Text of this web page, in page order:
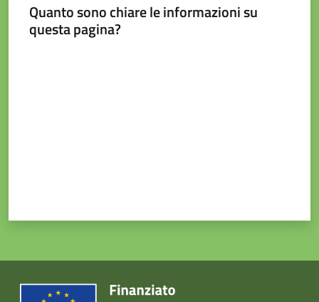
Quanto sono chiare le informazioni su
questa pagina?